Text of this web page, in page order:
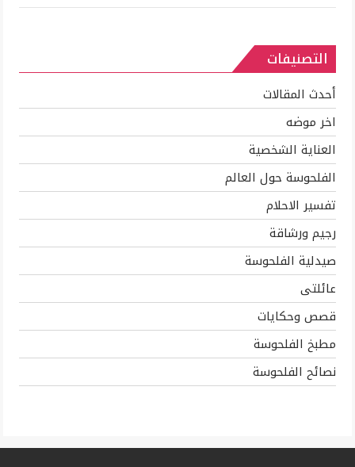
التصنيفات
أحدث المقالات
اخر موضه
العناية الشخصية
الفلحوسة حول العالم
تفسير الاحلام
رجيم ورشاقة
صيدلية الفلحوسة
عائلتى
قصص وحكايات
مطبخ الفلحوسة
نصائح الفلحوسة